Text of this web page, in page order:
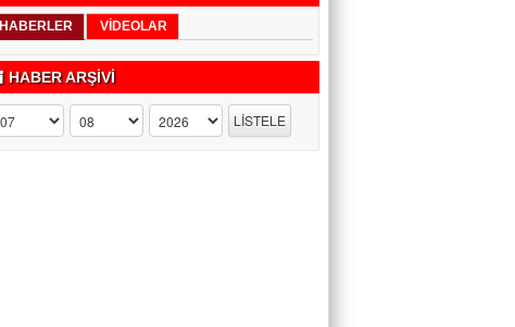
HABERLER VİDEOLAR
HABER ARŞİVİ